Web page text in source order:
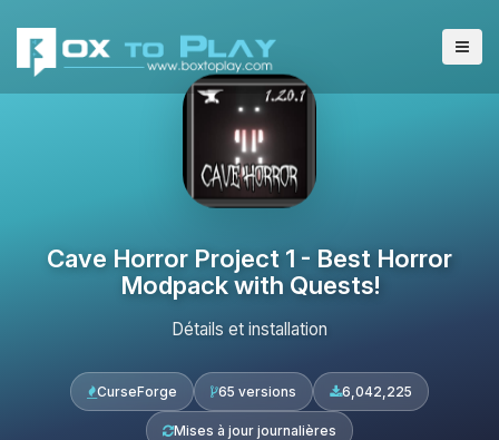
Cave Horror Project 1 - Best Horror
Modpack with Quests!
Détails et installation
CurseForge 65 versions 6,042,225
Mises à jour journalières